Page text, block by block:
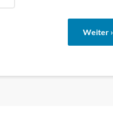
Weiter ›